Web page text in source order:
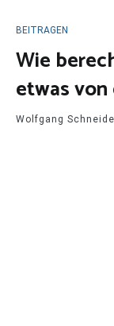
BEITRAGEN
Wie
etwas
Wolfgang